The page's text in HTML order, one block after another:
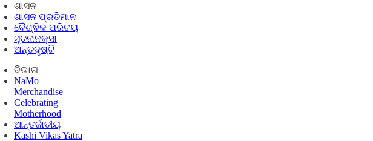
ଶାସନ
ଶାସନ ପ୍ରତିମାନ
ବୈଶ୍ଵିକ ପରିଚୟ
ସୂଚନାନକ୍ସା
ଅନ୍ତଦୃଷ୍ଟି
ବିଭାଗ
NaMo
Merchandise
Celebrating
Motherhood
ଆନ୍ତର୍ଜାତୀୟ
Kashi Vikas Yatra